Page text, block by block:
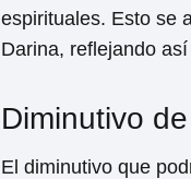
espirituales. Esto se
Darina, reflejando
Diminutivo
El diminutivo que